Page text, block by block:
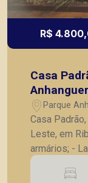
R$
Casa
Preto/SP
Parque
Casa
Leste, em Ribeirão
armários; -
pé direito
Lavanderia;